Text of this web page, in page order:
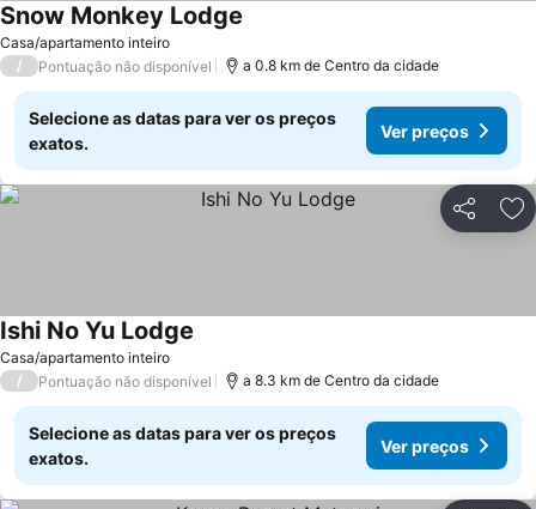
Casa/apartamento inteiro
Snow Monkey Lodge
/ Pontuação não disponível a 0.8 km de Centro da cidade
Selecione as datas para ver os preços
exatos.
Ver preços
Partilhar
Casa/apartamento inteiro
Ishi No Yu Lodge
/ Pontuação não disponível a 8.3 km de Centro da cidade
Selecione as datas para ver os preços
exatos.
Ver preços